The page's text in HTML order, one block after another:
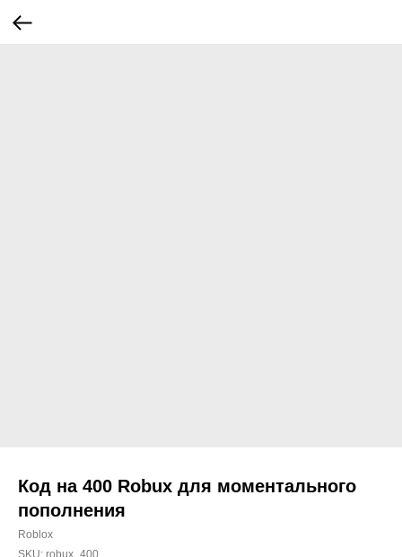
Код на 400 Robux для моментального
пополнения
Roblox
SKU: robux_400